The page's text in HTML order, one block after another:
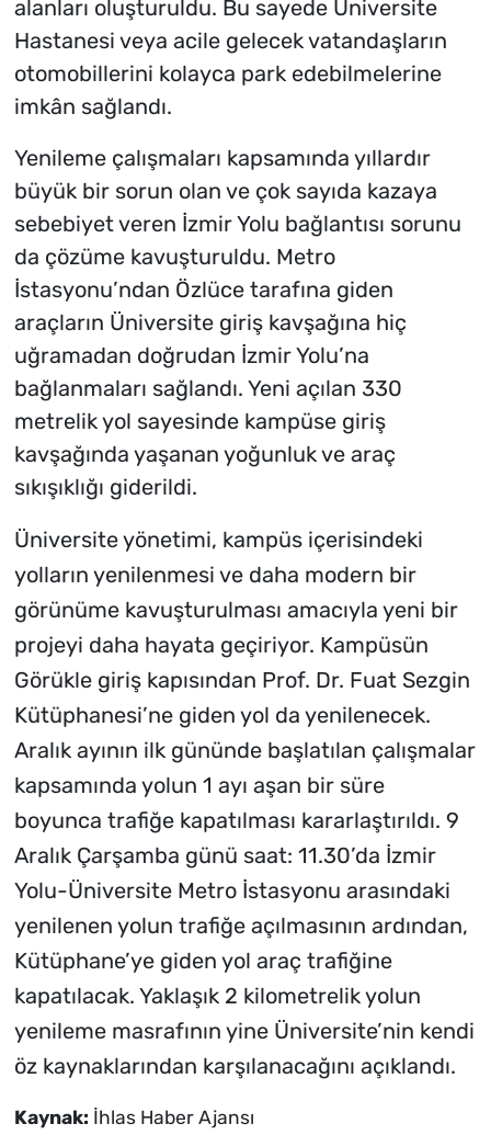
alanları oluşturuldu. Bu sayede Üniversite
Hastanesi veya acile gelecek vatandaşların
otomobillerini kolayca park edebilmelerine
imkân sağlandı.
Yenileme çalışmaları kapsamında yıllardır
büyük bir sorun olan ve çok sayıda kazaya
sebebiyet veren İzmir Yolu bağlantısı sorunu
da çözüme kavuşturuldu. Metro
İstasyonu’ndan Özlüce tarafına giden
araçların Üniversite giriş kavşağına hiç
uğramadan doğrudan İzmir Yolu’na
bağlanmaları sağlandı. Yeni açılan 330
metrelik yol sayesinde kampüse giriş
kavşağında yaşanan yoğunluk ve araç
sıkışıklığı giderildi.
Üniversite yönetimi, kampüs içerisindeki
yolların yenilenmesi ve daha modern bir
görünüme kavuşturulması amacıyla yeni bir
projeyi daha hayata geçiriyor. Kampüsün
Görükle giriş kapısından Prof. Dr. Fuat Sezgin
Kütüphanesi’ne giden yol da yenilenecek.
Aralık ayının ilk gününde başlatılan çalışmalar
kapsamında yolun 1 ayı aşan bir süre
boyunca trafiğe kapatılması kararlaştırıldı. 9
Aralık Çarşamba günü saat: 11.30’da İzmir
Yolu-Üniversite Metro İstasyonu arasındaki
yenilenen yolun trafiğe açılmasının ardından,
Kütüphane’ye giden yol araç trafiğine
kapatılacak. Yaklaşık 2 kilometrelik yolun
yenileme masrafının yine Üniversite’nin kendi
öz kaynaklarından karşılanacağını açıklandı.
Kaynak: İhlas Haber Ajansı